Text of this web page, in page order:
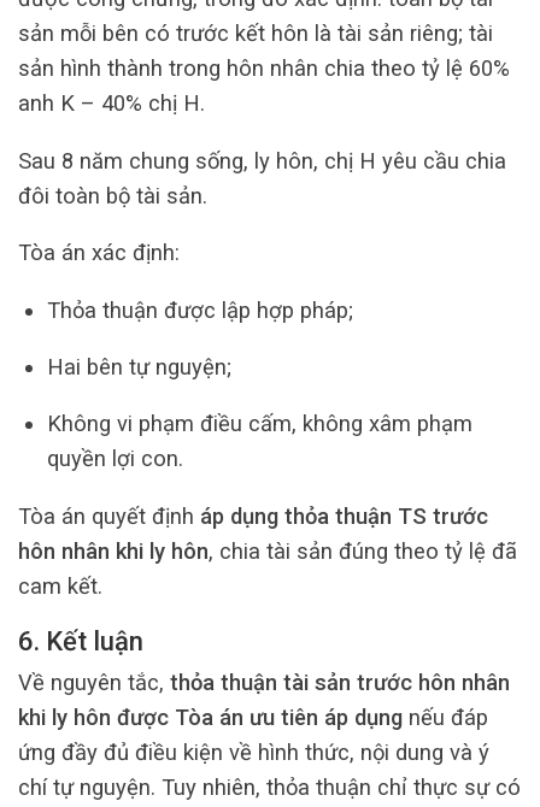
sản mỗi bên có trước kết hôn là tài sản riêng; tài
sản hình thành trong hôn nhân chia theo tỷ lệ 60%
anh K – 40% chị H.
Sau 8 năm chung sống, ly hôn, chị H yêu cầu chia
đôi toàn bộ tài sản.
Tòa án xác định:
Thỏa thuận được lập hợp pháp;
Hai bên tự nguyện;
Không vi phạm điều cấm, không xâm phạm
quyền lợi con.
Tòa án quyết định áp dụng thỏa thuận TS trước
hôn nhân khi ly hôn, chia tài sản đúng theo tỷ lệ đã
cam kết.
6. Kết luận
Về nguyên tắc, thỏa thuận tài sản trước hôn nhân
khi ly hôn được Tòa án ưu tiên áp dụng nếu đáp
ứng đầy đủ điều kiện về hình thức, nội dung và ý
chí tự nguyện. Tuy nhiên, thỏa thuận chỉ thực sự có